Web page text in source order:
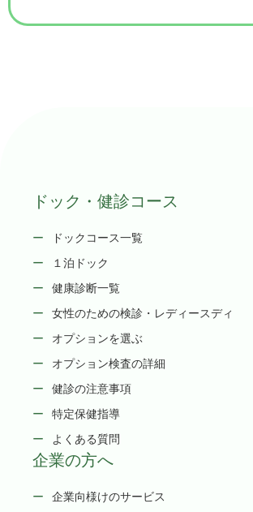
ドック・健診コース
ドックコース一覧
１泊ドック
健康診断一覧
女性のための検診・レディースディ
オプションを選ぶ
オプション検査の詳細
健診の注意事項
特定保健指導
よくある質問
企業の方へ
企業向様けのサービス